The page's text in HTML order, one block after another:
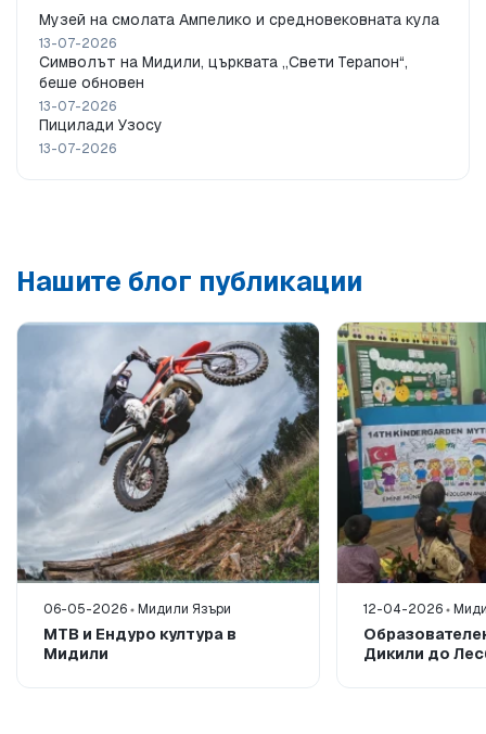
Музей на смолата Ампелико и средновековната кула
13-07-2026
Символът на Мидили, църквата „Свети Терапон“,
беше обновен
13-07-2026
Пицилади Узосу
13-07-2026
Нашите блог публикации
06-05-2026 Мидили Язъри
MTB и Ендуро култура в
Мидили
12-04-2026
Дикили до